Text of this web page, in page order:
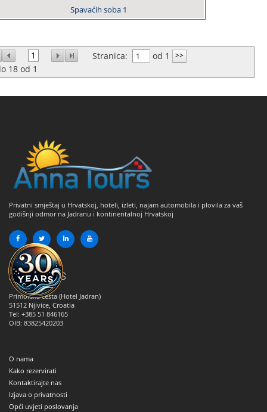
Spavaćih soba 1
1 Stranica:
od 1
18 od 1
Privatni smještaj u Hrvatskoj, hoteli, izleti, najam automobila i plovila za vaš
godišnji odmor na Jadranu i kontinentalnoj Hrvatskoj
ANNA TOURS
Primorska cesta (Hotel Jadran)
51512 Njivice, Croatia
Tel: +385 51 846165
OIB: 83825420203
O nama
Kako rezervirati
Kontaktirajte nas
Izjava o privatnosti
Opći uvjeti poslovanja